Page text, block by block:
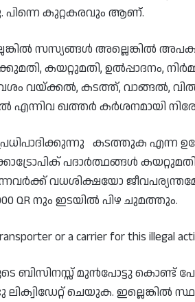
പിന്നെ കുറ്റകരവും ആണ്.
സസ്യങ്ങൾ അല്ലെങ്കിൽ
കയറ്റുമതി, ഉൽപ്പാദനം,
വയ്ക്കൽ, കടത്ത്, വാങ്ങൽ,
എന്നിവ ഖത്തർ കർശനമായി
കടത്തുക എന്ന
പദാർത്ഥങ്ങൾ
വധശിക്ഷയോ ജീവപര്യന്തമോ
QR നും ഇടയിൽ പിഴ ചുമത്തും.
or a carrier for this illegal
ബിസിനസ്സ് മുൻപോട്ടു കൊണ്ട്
ചെയുക. ഇല്ലെങ്കിൽ